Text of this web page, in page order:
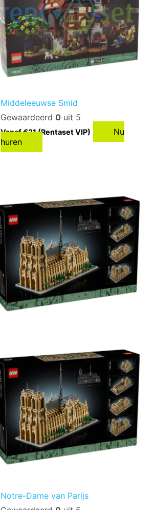
Middeleeuwse Smid
Gewaardeerd0 uit 5
Vanaf €21 (Rentaset VIP)
Nu
huren
Notre-Dame van Parijs